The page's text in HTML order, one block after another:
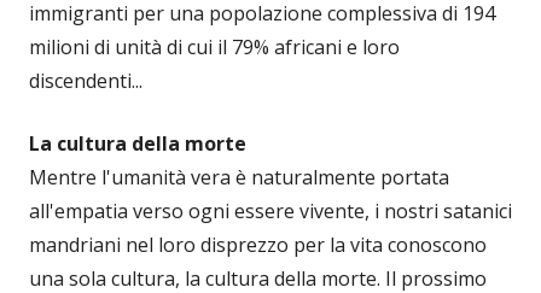
immigranti per una popolazione complessiva di 194
milioni di unità di cui il 79% africani e loro
discendenti...
La cultura della morte
Mentre l'umanità vera è naturalmente portata
all'empatia verso ogni essere vivente, i nostri satanici
mandriani nel loro disprezzo per la vita conoscono
una sola cultura, la cultura della morte. Il prossimo